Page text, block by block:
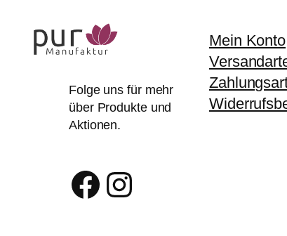
Folge uns für mehr
über Produkte und
Aktionen.
Facebook Instagram
Mein Konto